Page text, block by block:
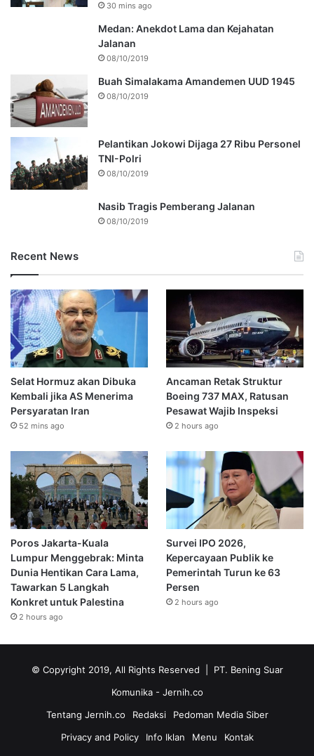
30 mins ago
Medan: Anekdot Lama dan Kejahatan
Jalanan
08/10/2019
Buah Simalakama Amandemen UUD 1945
08/10/2019
Pelantikan Jokowi Dijaga 27 Ribu Personel
TNI-Polri
08/10/2019
Nasib Tragis Pemberang Jalanan
08/10/2019
Recent News
Selat Hormuz akan Dibuka
Kembali jika AS Menerima
Persyaratan Iran
52 mins ago
Ancaman Retak Struktur
Boeing 737 MAX, Ratusan
Pesawat Wajib Inspeksi
2 hours ago
Poros Jakarta-Kuala
Lumpur Menggebrak: Minta
Dunia Hentikan Cara Lama,
Tawarkan 5 Langkah
Konkret untuk Palestina
2 hours ago
Survei IPO 2026,
Kepercayaan Publik ke
Pemerintah Turun ke 63
Persen
2 hours ago
© Copyright 2019, All Rights Reserved | PT. Bening Suar
Komunika - Jernih.co
Tentang Jernih.co
Redaksi
Pedoman Media Siber
Privacy and Policy
Info Iklan Menu Kontak